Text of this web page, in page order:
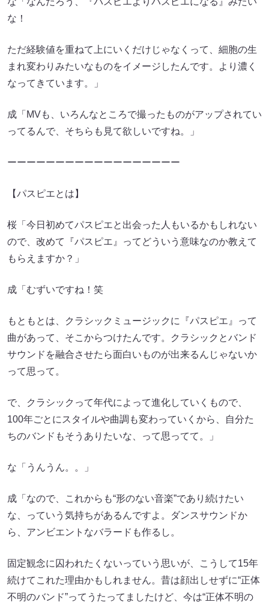
な！
ただ経験値を重ねて上にいくだけじゃなくって、細胞の生
まれ変わりみたいなものをイメージしたんです。より濃く
なってきています。」
成「MVも、いろんなところで撮ったものがアップされてい
ってるんで、そちらも見て欲しいですね。」
ーーーーーーーーーーーーーーーーーー
【パスピエとは】
桜「今日初めてパスピエと出会った人もいるかもしれない
ので、改めて『パスピエ』ってどういう意味なのか教えて
もらえますか？」
成「むずいですね！笑
もともとは、クラシックミュージックに『パスピエ』って
曲があって、そこからつけたんです。クラシックとバンド
サウンドを融合させたら面白いものが出来るんじゃないか
って思って。
で、クラシックって年代によって進化していくもので、
100年ごとにスタイルや曲調も変わっていくから、自分た
ちのバンドもそうありたいな、って思ってて。」
な「うんうん。。」
成「なので、これからも“形のない音楽”であり続けたい
な、っていう気持ちがあるんですよ。ダンスサウンドか
ら、アンビエントなバラードも作るし。
固定観念に囚われたくないっていう思いが、こうして15年
続けてこれた理由かもしれません。昔は顔出しせずに“正体
不明のバンド”ってうたってましたけど、今は“正体不明の